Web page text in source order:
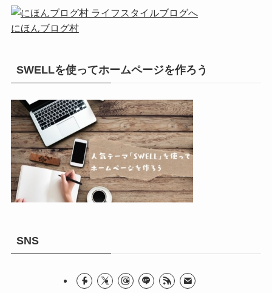
にほんブログ村
SWELLを使ってホームページを作ろう
SNS